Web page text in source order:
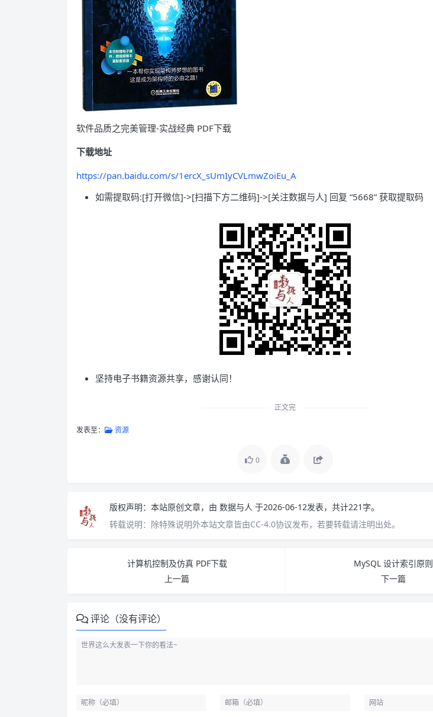
软件品质之完美管理-实战经典 PDF下载
下载地址
https://pan.baidu.com/s/1ercX_sUmIyCVLmwZoiEu_A
如需提取码:[打开微信]->[扫描下方二维码]->[关注数据与人] 回复 “5668” 获取提取码
坚持电子书籍资源共享，感谢认同！
正文完
发表至： 资源
0
版权声明： 本站原创文章，由 数据与人 于2026-06-12发表，共计221字。
转载说明： 除特殊说明外本站文章皆由CC-4.0协议发布，若要转载请注明出处。
计算机控制及仿真 PDF下载
上一篇
MySQL 设计索引原则
下一篇
评论（没有评论）